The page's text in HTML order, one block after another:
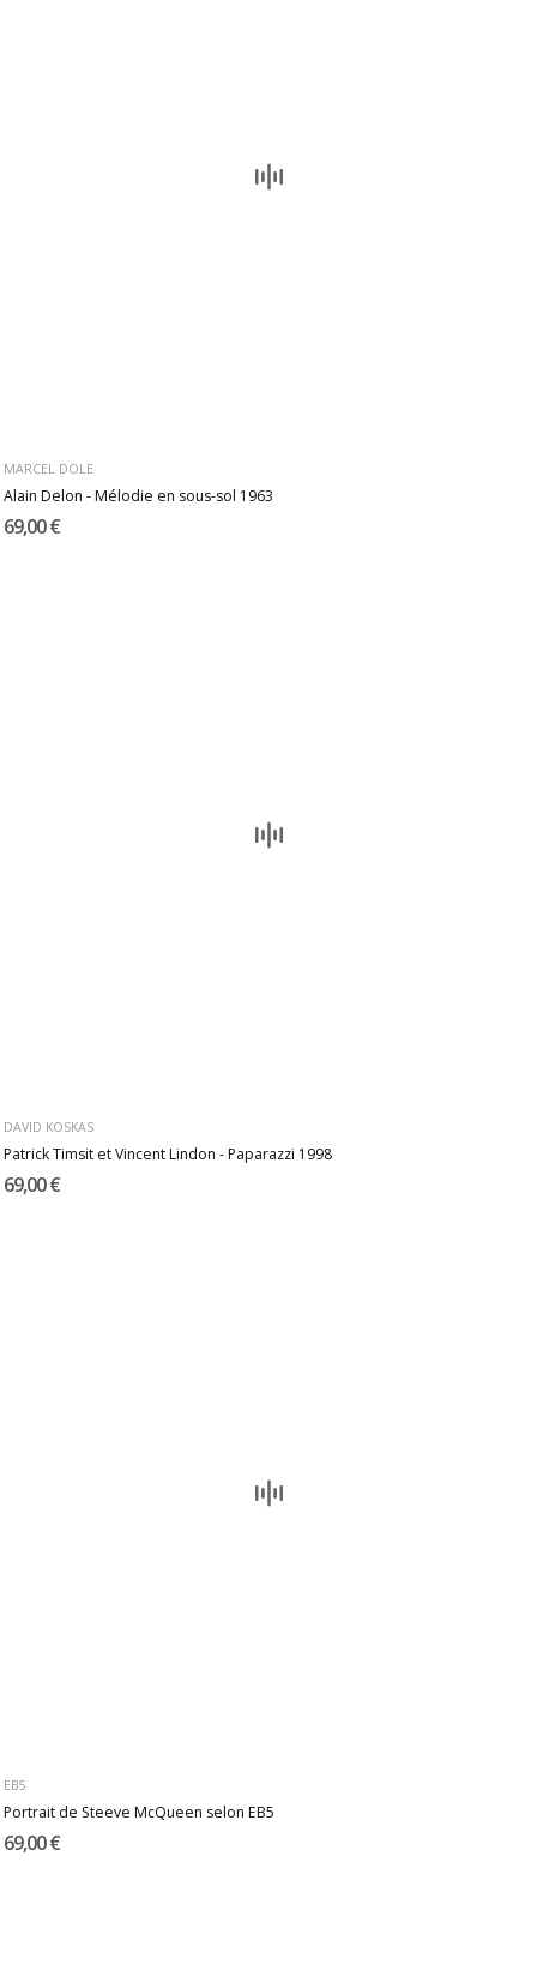
MARCEL DOLE
Alain Delon - Mélodie en sous-sol 1963
69,00 €
DAVID KOSKAS
Patrick Timsit et Vincent Lindon - Paparazzi 1998
69,00 €
EB5
Portrait de Steeve McQueen selon EB5
69,00 €